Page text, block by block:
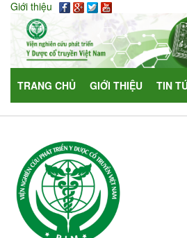
Giới thiệu
TRANG CHỦ GIỚI THIỆU TIN